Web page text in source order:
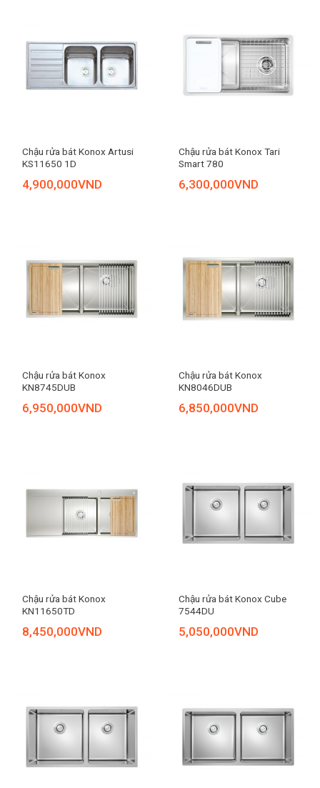
Chậu rửa bát Konox Artusi
KS11650 1D
4,900,000VND
Chậu rửa bát Konox Tari
Smart 780
6,300,000VND
Chậu rửa bát Konox
KN8745DUB
6,950,000VND
Chậu rửa bát Konox
KN8046DUB
6,850,000VND
Chậu rửa bát Konox
KN11650TD
8,450,000VND
Chậu rửa bát Konox Cube
7544DU
5,050,000VND